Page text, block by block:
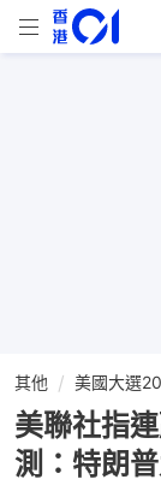
其他 美國大選
美聯社指
測：特朗